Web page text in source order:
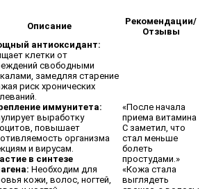
Описание
Рекомендации/
Отзывы
антиоксидант:
клетки от
свободными
замедляя старение
риск хронических
иммунитета:
выработку
повышает
организма
и вирусам.
в синтезе
Необходим для
кожи, волос, ногтей,
«После начала
приема витамина
С заметил, что
стал меньше
болеть
простудами.»
«Кожа стала
выглядеть